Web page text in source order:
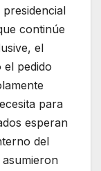
continúe
el
el pedido
para
esperan
del